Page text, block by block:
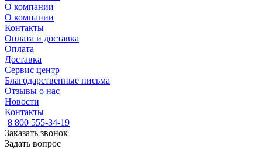
О компании
О компании
Контакты
Оплата и доставка
Оплата
Доставка
Сервис центр
Благодарственные письма
Отзывы о нас
Новости
Контакты
8 800 555-34-19
Заказать звонок
Задать вопрос